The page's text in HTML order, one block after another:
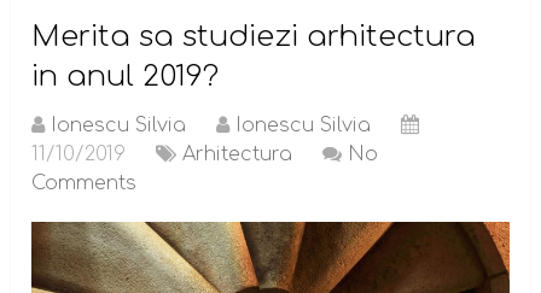
Merita sa studiezi arhitectura
in anul 2019?
Ionescu Silvia
Ionescu Silvia
11/10/2019
Arhitectura
No
Comments